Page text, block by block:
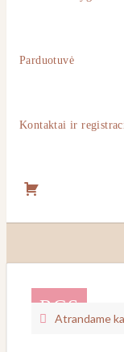
Parduotuvė
Kontaktai ir
RGS
27
Atrandame